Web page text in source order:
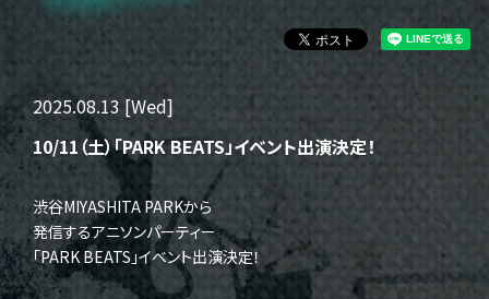
2025.08.13 [Wed]
10/11（土）「PARK BEATS」イベント出演決定！
渋谷MIYASHITA PARKから
発信するアニソンパーティー
「PARK BEATS」イベント出演決定！